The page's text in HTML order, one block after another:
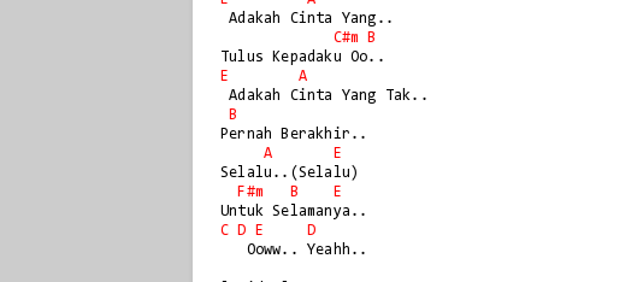
Adakah Cinta Yang..
C#m
B
E
A
Adakah Cinta Yang Tak..
B
Pernah Berakhir..
A
E
Selalu..(Selalu)
F#m
B
E
C
D E
D